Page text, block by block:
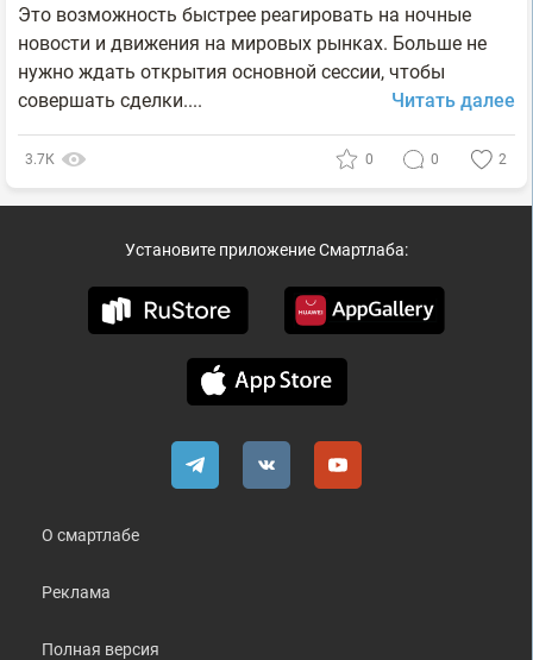
Это возможность быстрее реагировать на ночные
новости и движения на мировых рынках. Больше не
нужно ждать открытия основной сессии, чтобы
совершать сделки....
Читать далее
3.7К 0 0 2
Установите приложение Смартлаба:
О смартлабе
Реклама
Полная версия